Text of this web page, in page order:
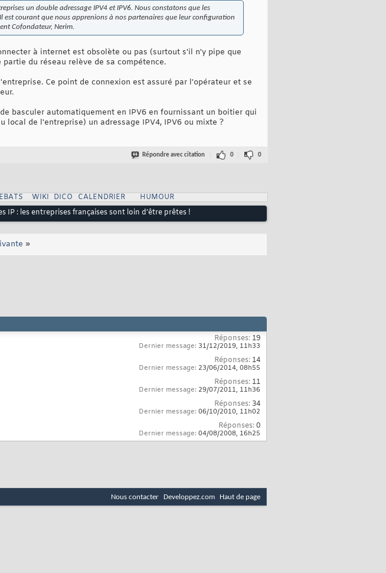
un double adressage IPV4 et IPV6. Nous constatons que les
est courant que nous apprenions à nos partenaires que leur configuration
Cofondateur, Nerim.
à internet est obsolète ou pas (surtout s'il n'y pipe que
du réseau relève de sa compétence.
Ce point de connexion est assuré par l'opérateur et se
basculer automatiquement en IPV6 en fournissant un boitier qui
de l'entreprise) un adressage IPV4, IPV6 ou mixte ?
Répondre avec citation 0 0
WIKI DICO CALENDRIER
HUMOUR
IP : les entreprises françaises sont loin d’être prêtes !
»
Réponses: 19
Dernier message: 31/12/2019, 11h33
Réponses: 14
Dernier message: 23/06/2014, 08h55
Réponses: 11
Dernier message: 29/07/2011, 11h36
Réponses: 34
Dernier message: 06/10/2010, 11h02
Réponses:0
Dernier message: 04/08/2008, 16h25
Nous contacter Developpez.com Haut de page